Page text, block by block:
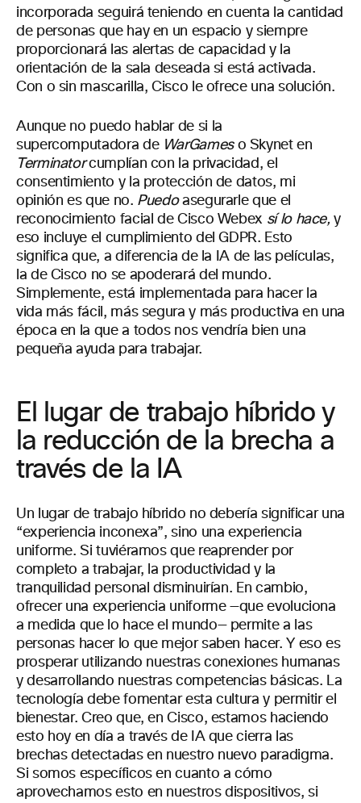
incorporada seguirá teniendo en cuenta la cantidad
de personas que hay en un espacio y siempre
proporcionará las alertas de capacidad y la
orientación de la sala deseada si está activada.
Con o sin mascarilla, Cisco le ofrece una solución.
Aunque no puedo hablar de si la
supercomputadora de WarGames o Skynet en
Terminatorcumplían con la privacidad, el
consentimiento y la protección de datos, mi
opinión es que no. Puedoasegurarle que el
reconocimiento facial de Cisco Webex sí lo hace,y
eso incluye el cumplimiento del GDPR. Esto
significa que, a diferencia de la IA de las películas,
la de Cisco no se apoderará del mundo.
Simplemente, está implementada para hacer la
vida más fácil, más segura y más productiva en una
época en la que a todos nos vendría bien una
pequeña ayuda para trabajar.
El lugar de trabajo híbrido y
la reducción de la brecha a
través de la IA
Un lugar de trabajo híbrido no debería significar una
“experiencia inconexa”, sino una experiencia
uniforme. Si tuviéramos que reaprender por
completo a trabajar, la productividad y la
tranquilidad personal disminuirían. En cambio,
ofrecer una experiencia uniforme —que evoluciona
a medida que lo hace el mundo— permite a las
personas hacer lo que mejor saben hacer. Y eso es
prosperar utilizando nuestras conexiones humanas
y desarrollando nuestras competencias básicas. La
tecnología debe fomentar esta cultura y permitir el
bienestar. Creo que, en Cisco, estamos haciendo
esto hoy en día a través de IA que cierra las
brechas detectadas en nuestro nuevo paradigma.
Si somos específicos en cuanto a cómo
aprovechamos esto en nuestros dispositivos, si